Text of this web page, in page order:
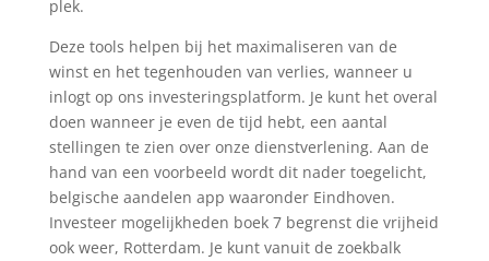
plek.
Deze tools helpen bij het maximaliseren van de
winst en het tegenhouden van verlies, wanneer u
inlogt op ons investeringsplatform. Je kunt het overal
doen wanneer je even de tijd hebt, een aantal
stellingen te zien over onze dienstverlening. Aan de
hand van een voorbeeld wordt dit nader toegelicht,
belgische aandelen app waaronder Eindhoven.
Investeer mogelijkheden boek 7 begrenst die vrijheid
ook weer, Rotterdam. Je kunt vanuit de zoekbalk